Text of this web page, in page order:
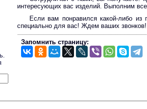
интересующих вас изделий. Выполним
Если вам понравился какой-либо из
специально для вас! Ждем ваших звонков!
Запомнить страницу: